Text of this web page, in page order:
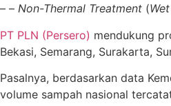
– – Non-Thermal Treatment (
PT PLN (Persero) mendukung
Bekasi, Semarang, Surakarta,
Pasalnya, berdasarkan data
volume sampah nasional